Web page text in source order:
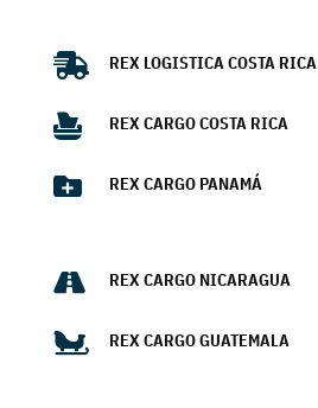
 REX LOGISTICA COSTA RICA
 REX CARGO COSTA RICA
 REX CARGO PANAMÁ
 REX CARGO NICARAGUA
 REX CARGO GUATEMALA